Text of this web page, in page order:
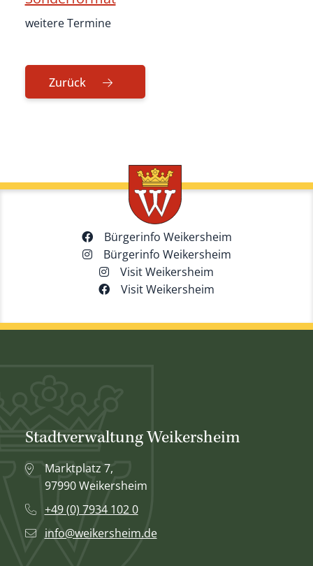
weitere Termine
Zurück
Bürgerinfo Weikersheim
Bürgerinfo Weikersheim
Visit Weikersheim
Visit Weikersheim
Stadtverwaltung Weikersheim
Marktplatz 7,
97990 Weikersheim
+49 (0) 7934 102 0
info@weikersheim.de